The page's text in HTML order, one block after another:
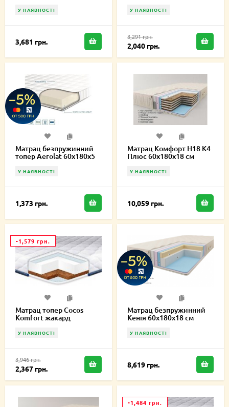
У НАЯВНОСТІ
3,681 грн.
У НАЯВНОСТІ
3,291 грн.
2,040 грн.
Матрац безпружинний
топер Aerolat 60х180х5
У НАЯВНОСТІ
1,373 грн.
Матрац Комфорт H18 К4
Плюс 60х180х18 см
У НАЯВНОСТІ
10,059 грн.
-1,579 грн.
Матрац топер Cocos
Komfort жакард
У НАЯВНОСТІ
3,946 грн.
2,367 грн.
Матрац безпружинний
Кенія 60х180х18 см
У НАЯВНОСТІ
8,619 грн.
-1,484 грн.